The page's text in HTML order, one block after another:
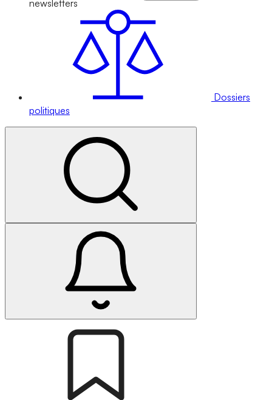
newsletters
Dossiers
politiques